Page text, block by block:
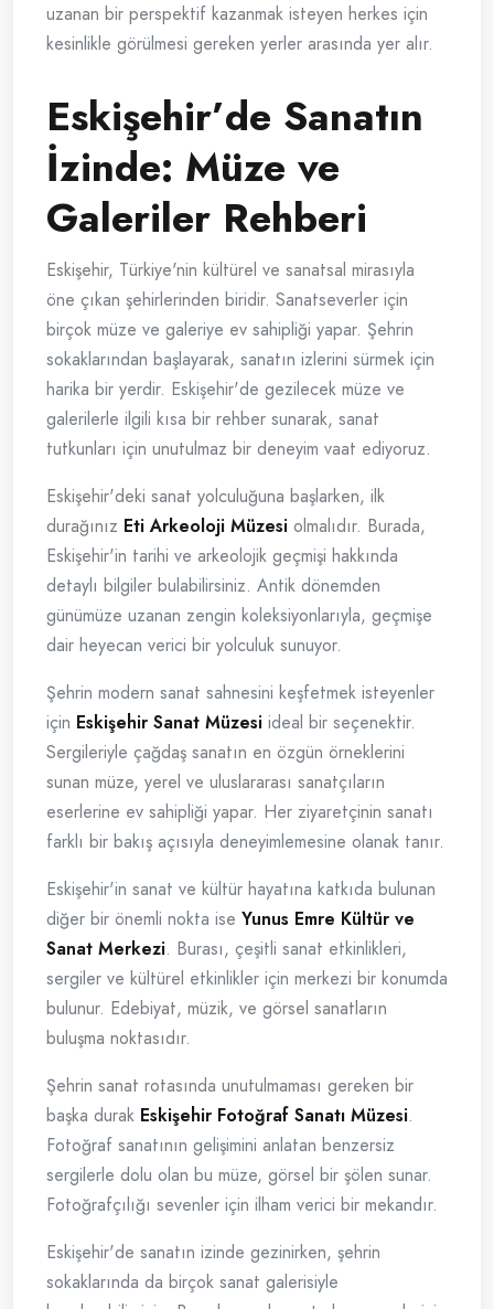
uzanan bir perspektif kazanmak isteyen herkes için
kesinlikle görülmesi gereken yerler arasında yer alır.
Eskişehir’de Sanatın
İzinde: Müze ve
Galeriler Rehberi
Eskişehir, Türkiye'nin kültürel ve sanatsal mirasıyla
öne çıkan şehirlerinden biridir. Sanatseverler için
birçok müze ve galeriye ev sahipliği yapar. Şehrin
sokaklarından başlayarak, sanatın izlerini sürmek için
harika bir yerdir. Eskişehir'de gezilecek müze ve
galerilerle ilgili kısa bir rehber sunarak, sanat
tutkunları için unutulmaz bir deneyim vaat ediyoruz.
Eskişehir'deki sanat yolculuğuna başlarken, ilk
durağınız Eti Arkeoloji Müzesi olmalıdır. Burada,
Eskişehir'in tarihi ve arkeolojik geçmişi hakkında
detaylı bilgiler bulabilirsiniz. Antik dönemden
günümüze uzanan zengin koleksiyonlarıyla, geçmişe
dair heyecan verici bir yolculuk sunuyor.
Şehrin modern sanat sahnesini keşfetmek isteyenler
için Eskişehir Sanat Müzesi ideal bir seçenektir.
Sergileriyle çağdaş sanatın en özgün örneklerini
sunan müze, yerel ve uluslararası sanatçıların
eserlerine ev sahipliği yapar. Her ziyaretçinin sanatı
farklı bir bakış açısıyla deneyimlemesine olanak tanır.
Eskişehir'in sanat ve kültür hayatına katkıda bulunan
diğer bir önemli nokta ise Yunus Emre Kültür ve
Sanat Merkezi. Burası, çeşitli sanat etkinlikleri,
sergiler ve kültürel etkinlikler için merkezi bir konumda
bulunur. Edebiyat, müzik, ve görsel sanatların
buluşma noktasıdır.
Şehrin sanat rotasında unutulmaması gereken bir
başka durak Eskişehir Fotoğraf Sanatı Müzesi.
Fotoğraf sanatının gelişimini anlatan benzersiz
sergilerle dolu olan bu müze, görsel bir şölen sunar.
Fotoğrafçılığı sevenler için ilham verici bir mekandır.
Eskişehir'de sanatın izinde gezinirken, şehrin
sokaklarında da birçok sanat galerisiyle